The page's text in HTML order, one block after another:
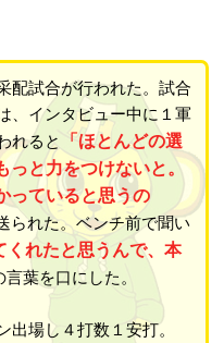
配試合が行われた。試合
、インタビュー中に１軍
れると 「ほとんどの選
っと力をつけないと。
っていると思うの
られた。ベンチ前で聞い
れたと思うんで、本
葉を口にした。
場し４打数１安打。